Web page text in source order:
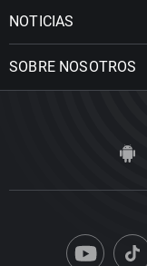
NOTICIAS
SOBRE NOSOTROS